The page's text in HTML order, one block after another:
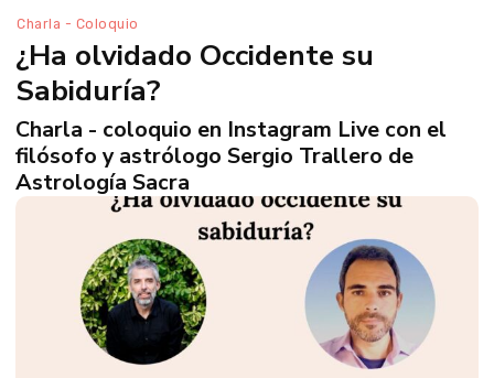
Charla - Coloquio
¿Ha olvidado Occidente su
Sabiduría?
Charla - coloquio en Instagram Live con el
filósofo y astrólogo Sergio Trallero de
Astrología Sacra